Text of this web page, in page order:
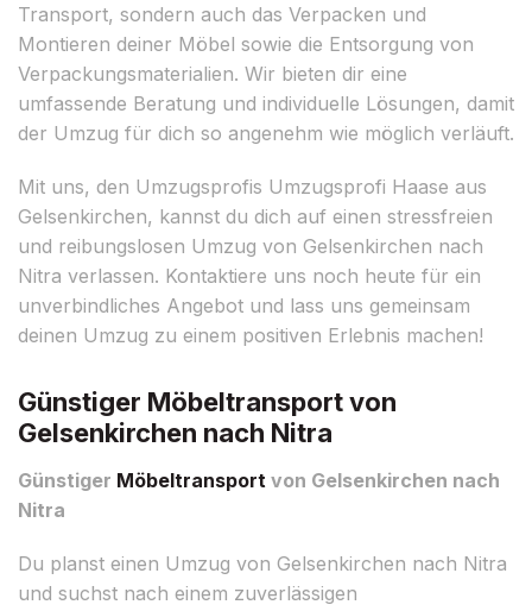
Transport, sondern auch das Verpacken und
Montieren deiner Möbel sowie die Entsorgung von
Verpackungsmaterialien. Wir bieten dir eine
umfassende Beratung und individuelle Lösungen, damit
der Umzug für dich so angenehm wie möglich verläuft.
Mit uns, den Umzugsprofis Umzugsprofi Haase aus
Gelsenkirchen, kannst du dich auf einen stressfreien
und reibungslosen Umzug von Gelsenkirchen nach
Nitra verlassen. Kontaktiere uns noch heute für ein
unverbindliches Angebot und lass uns gemeinsam
deinen Umzug zu einem positiven Erlebnis machen!
Günstiger Möbeltransport von
Gelsenkirchen nach Nitra
Günstiger Möbeltransport von Gelsenkirchen nach
Nitra
Du planst einen Umzug von Gelsenkirchen nach Nitra
und suchst nach einem zuverlässigen